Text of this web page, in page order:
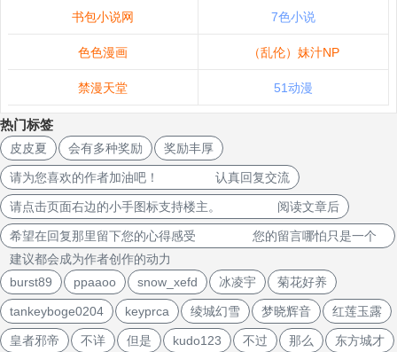
书包小说网 7色小说
色色漫画 （乱伦）妹汁NP
禁漫天堂 51动漫
热门标签
皮皮夏 会有多种奖励 奖励丰厚
请为您喜欢的作者加油吧！ 认真回复交流
请点击页面右边的小手图标支持楼主。 阅读文章后
希望在回复那里留下您的心得感受 您的留言哪怕只是一个
建议都会成为作者创作的动力
burst89
ppaaoo snow_xefd 冰凌宇 菊花好养
tankeyboge0204 keyprca 绫城幻雪 梦晓辉音 红莲玉露
皇者邪帝 不详 但是 kudo123 不过 那么 东方城才